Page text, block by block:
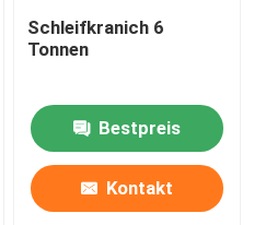
Schleifkranich 6
Tonnen
Bestpreis
Kontakt